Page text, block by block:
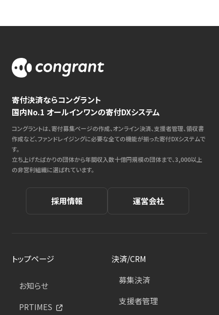
寄付決済ならコングラント
国内No.1 オールインワンの寄付DXシステム
コングラントは、寄付募集ページの作成、オンライン決済、支援者管理、領収書
作成など、ファンドレイジングに必要な全ての機能が揃った寄付DXシステムで
す。
立ち上げたばかりの団体から年間収入数十億円規模の団体まで、3,000以上
の非営利組織に選ばれています。
採用情報 運営会社
トップページ
お知らせ
PRTIMES
決済/CRM
募集決済
支援者管理